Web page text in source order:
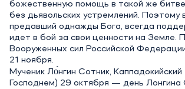
божественную помощь в такой же
без дьявольских устремлений. Поэтому
предавший однажды Бога, всегда
идет в бой за свои ценности на Земле.
Вооруженных сил Российской
21 ноября.
Мученик Ло́нгин Сотник,
Господнем) 29 октября — день Лонгина